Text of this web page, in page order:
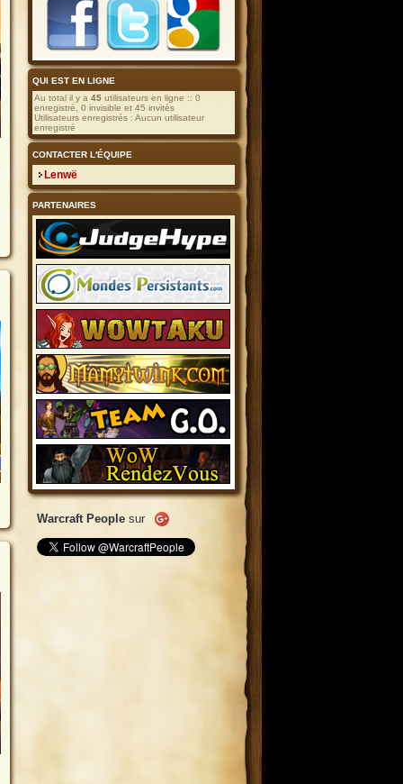
guilde
QUI EST EN LIGNE
Au total il y a 45utilisateurs en ligne :: 0
enregistré, 0 invisible et 45 invités
Utilisateurs enregistrés : Aucun utilisateur
enregistré
CONTACTER L'ÉQUIPE
Lenwë
PARTENAIRES
Warcraft People sur